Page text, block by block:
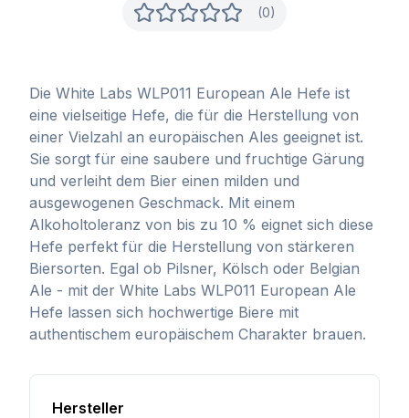
(0)
Die White Labs WLP011 European Ale Hefe ist
eine vielseitige Hefe, die für die Herstellung von
einer Vielzahl an europäischen Ales geeignet ist.
Sie sorgt für eine saubere und fruchtige Gärung
und verleiht dem Bier einen milden und
ausgewogenen Geschmack. Mit einem
Alkoholtoleranz von bis zu 10 % eignet sich diese
Hefe perfekt für die Herstellung von stärkeren
Biersorten. Egal ob Pilsner, Kölsch oder Belgian
Ale - mit der White Labs WLP011 European Ale
Hefe lassen sich hochwertige Biere mit
authentischem europäischem Charakter brauen.
Hersteller